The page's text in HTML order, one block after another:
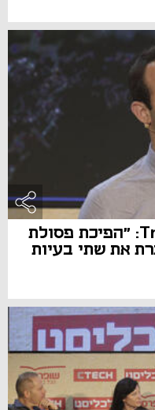
מייסד TripleW: "הפיכת פסולת
את שתי בעיות